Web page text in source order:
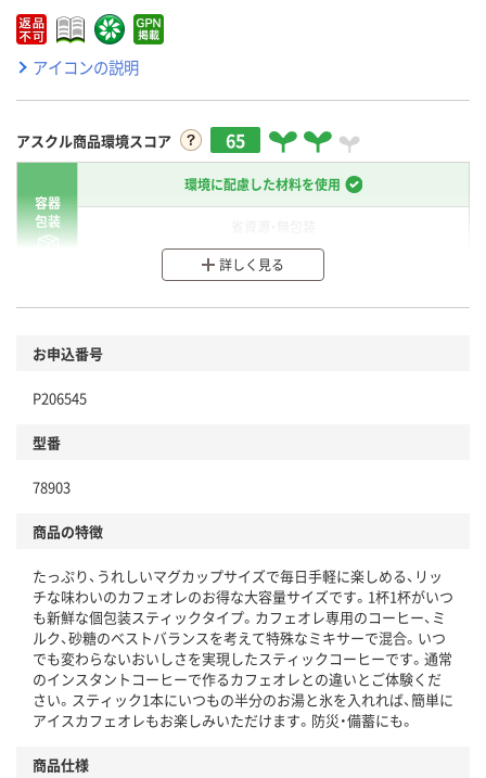
アイコンの説明
アスクル商品環境スコア 65
容器
包装
環境に配慮した材料を使用
分別・リサイクルしやすい設計
本体
仕組
この商品の環境配慮ポイントです。下記商品詳細「
アスクル商品環境スコア詳細／加点項目
」で確認できます。
詳しく見る
お申込番号
P206545
型番
78903
商品の特徴
たっぷり、うれしいマグカップサイズで毎日手軽に楽しめる、リッ
チな味わいのカフェオレのお得な大容量サイズです。1杯1杯がいつ
も新鮮な個包装スティックタイプ。カフェオレ専用のコーヒー、ミ
ルク、砂糖のベストバランスを考えて特殊なミキサーで混合。いつ
でも変わらないおいしさを実現したスティックコーヒーです。通常
のインスタントコーヒーで作るカフェオレとの違いとご体験くだ
さい。スティック1本にいつもの半分のお湯と氷を入れれば、簡単に
アイスカフェオレもお楽しみいただけます。防災・備蓄にも。
商品仕様